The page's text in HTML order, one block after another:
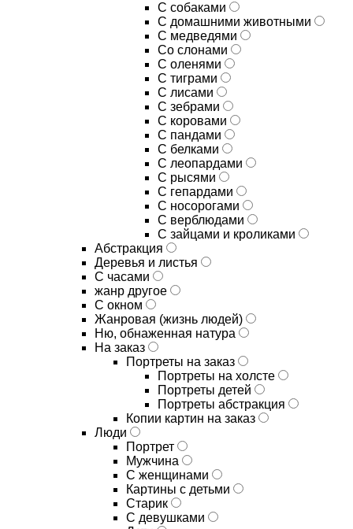
С собаками
С домашними животными
С медведями
Со слонами
С оленями
С тиграми
С лисами
С зебрами
С коровами
С пандами
С белками
С леопардами
С рысями
С гепардами
С носорогами
С верблюдами
С зайцами и кроликами
Абстракция
Деревья и листья
С часами
жанр другое
С окном
Жанровая (жизнь людей)
Ню, обнаженная натура
На заказ
Портреты на заказ
Портреты на холсте
Портреты детей
Портреты абстракция
Копии картин на заказ
Люди
Портрет
Мужчина
С женщинами
Картины с детьми
Старик
С девушками